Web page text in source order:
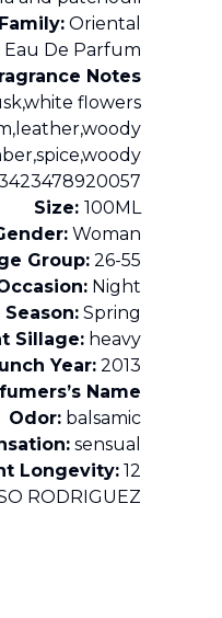
Oriental
Eau De Parfum
Notes
flowers
Size: 100ML
Woman
Group: 26-55
Night
Season: Spring
Sillage: heavy
Year: 2013
Name:
Odor: balsamic
sensual
Longevity: 12+
RODRIGUEZ